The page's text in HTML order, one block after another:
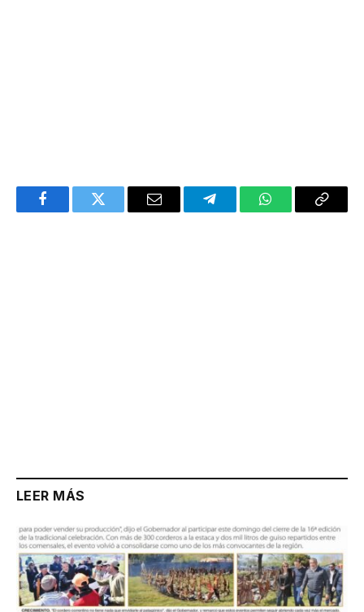
FacebookTwitter Email TelegramWhatsAppCopy
LEER MÁS